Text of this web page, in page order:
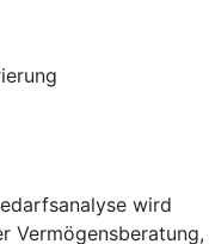
wird
Vermögensberatung,